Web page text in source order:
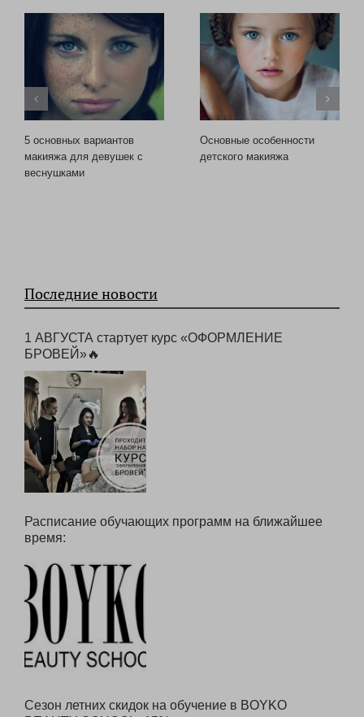
Похожие записи блога
5 основных вариантов
Последние новости
1 АВГУСТА стартует курс «ОФОРМЛЕНИЕ
БРОВЕЙ»🔥
время: